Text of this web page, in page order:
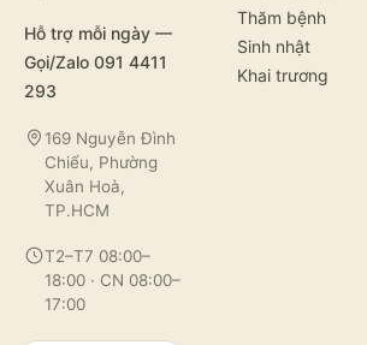
Hỗ trợ mỗi ngày —
Gọi/Zalo 091 4411
293
169 Nguyễn Đình
Chiểu, Phường
Xuân Hoà,
TP.HCM
T2–T7 08:00–
18:00 · CN 08:00–
17:00
Thăm bệnh
Sinh nhật
Khai trương